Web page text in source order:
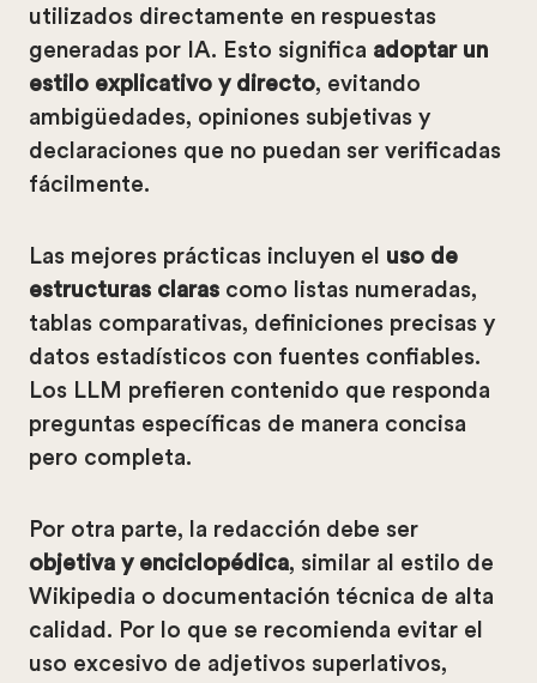
utilizados directamente en respuestas
generadas por IA. Esto significa adoptar un
estilo explicativo y directo, evitando
ambigüedades, opiniones subjetivas y
declaraciones que no puedan ser verificadas
fácilmente.
Las mejores prácticas incluyen el uso de
estructuras claras como listas numeradas,
tablas comparativas, definiciones precisas y
datos estadísticos con fuentes confiables.
Los LLM prefieren contenido que responda
preguntas específicas de manera concisa
pero completa.
Por otra parte, la redacción debe ser
objetiva y enciclopédica, similar al estilo de
Wikipedia o documentación técnica de alta
calidad. Por lo que se recomienda evitar el
uso excesivo de adjetivos superlativos,